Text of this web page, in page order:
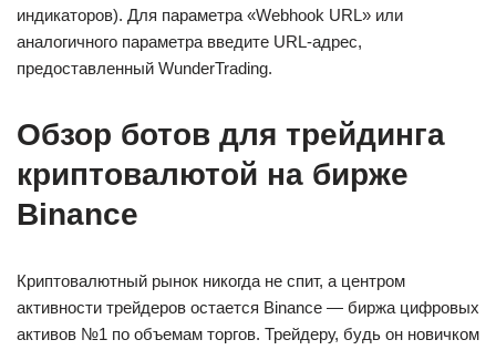
индикаторов). Для параметра «Webhook URL» или
аналогичного параметра введите URL-адрес,
предоставленный WunderTrading.
Обзор ботов для трейдинга
криптовалютой на бирже
Binance
Криптовалютный рынок никогда не спит, а центром
активности трейдеров остается Binance — биржа цифровых
активов №1 по объемам торгов. Трейдеру, будь он новичком